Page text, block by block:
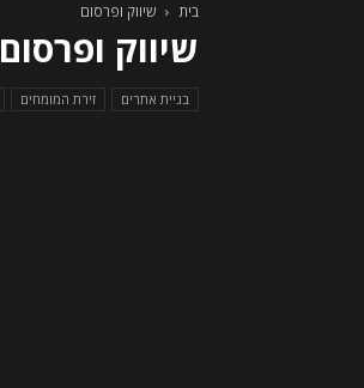
בית שיווק ופרסום
שיווק ופרסום
בניית אתרים זירת המומחים